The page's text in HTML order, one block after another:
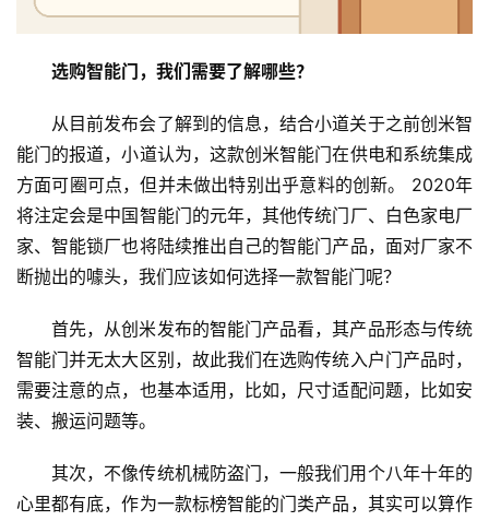
门
套
安
装
安
修
门
讯
登录 注册
选购智能门，我们需要了解哪些？
从目前发布会了解到的信息，结合小道关于之前创米智
能门的报道，小道认为，这款创米智能门在供电和系统集成
方面可圈可点，但并未做出特别出乎意料的创新。 2020年
将注定会是中国智能门的元年，其他传统门厂、白色家电厂
家、智能锁厂也将陆续推出自己的智能门产品，面对厂家不
断抛出的噱头，我们应该如何选择一款智能门呢？
首先，从创米发布的智能门产品看，其产品形态与传统
智能门并无太大区别，故此我们在选购传统入户门产品时，
需要注意的点，也基本适用，比如，尺寸适配问题，比如安
装、搬运问题等。
其次，不像传统机械防盗门，一般我们用个八年十年的
心里都有底，作为一款标榜智能的门类产品，其实可以算作